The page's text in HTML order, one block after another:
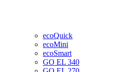
ecoQuick
ecoMini
ecoSmart
GO EL 340